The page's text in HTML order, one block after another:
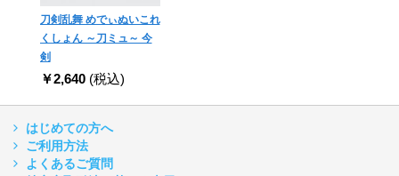
刀剣乱舞 めでぃぬいこれ
くしょん ～刀ミュ～ 今
剣
￥2,640 (税込)
はじめての方へ
ご利用方法
よくあるご質問